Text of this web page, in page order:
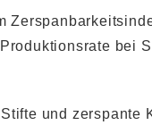
bei
und